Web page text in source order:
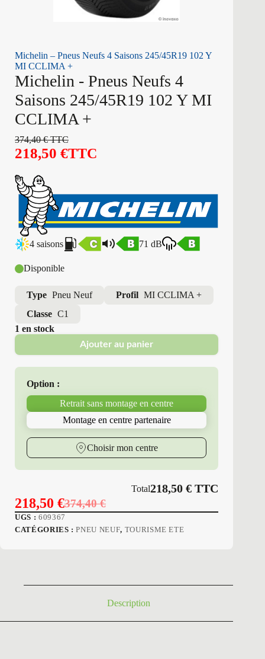
Michelin – Pneus Neufs 4 Saisons 245/45R19 102 Y
MI CCLIMA +
Michelin - Pneus Neufs 4
Saisons 245/45R19 102 Y MI
CCLIMA +
374,40€TTC
218,50 €TTC
4 saisons 71 dB
Disponible
Type Pneu Neuf Profil MI CCLIMA +
Classe C1
1 en stock
Ajouter au panier
Option :
Retrait sans montage en centre
Montage en centre partenaire
Choisir mon centre
Total218,50€ TTC
374,40€
Le
prix
218,50 €
Le
prix
UGS : 609367
CATÉGORIES :PNEU NEUF, TOURISME ETE
Description